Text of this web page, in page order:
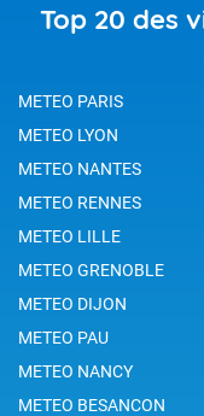
Top 20 des
METEO PARIS
METEO LYON
METEO NANTES
METEO RENNES
METEO LILLE
METEO GRENOBLE
METEO DIJON
METEO PAU
METEO NANCY
METEO BESANCON